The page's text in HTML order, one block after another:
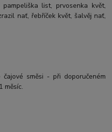
list, prvosenka květ,
nať, řebříček květ, šalvěj nať,
směsi - při doporučeném
měsíc.